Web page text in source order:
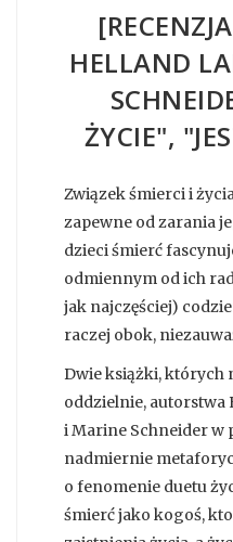
HELLAND
ŻYCIE",
Związek śmierci i
zapewne od zarania
dzieci śmierć
odmiennym od ich
jak najczęściej)
raczej obok,
Dwie książki, których
oddzielnie, autorstwa
i Marine Schneider w
nadmiernie
o fenomenie duetu
śmierć jako kogoś,